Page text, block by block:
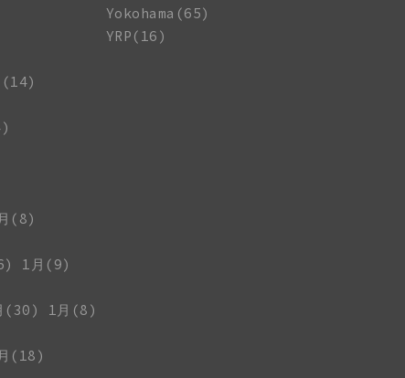
(14)
(8)
1月(9)
(30)
1月(8)
(18)
Yokohama(65)
YRP(16)